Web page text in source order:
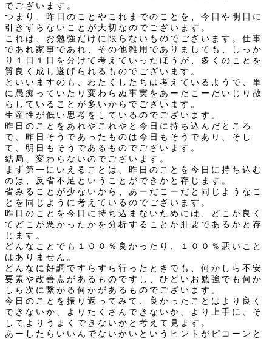
でございます。
つまり、昨日のことやこれまでのことを、今日や明日に
引きずらないことが大切なのでございます。
これは、お勉強だけに限らないものでございます。仕事
であれ家事であれ、その他雑用でありましても、しっか
り１日１日を分けて考えていったほうが、多くのことを
質良く成し遂げられるものでございます。
といいますのも、わたくしたちは考えているようで、単
に愚痴っていたり変わらぬ事実をあーだこーだいじり散
らしていることが多いからでございます。
生産性が低い思考をしているのでございます。
昨日のことをあれやこれやと今日に持ち込んだところ
で、昨日そうであったものは今日もそうであり、そし
て、明日もそうであるものでございます。
結局、変わらないのでございます。
まず第一にいえることは、昨日のことを今日に持ち込む
のは、反省不足ということができかと存じます。
省みることが少ないから、あーだこーだと同じようなこ
とを同じように考えているのでございます。
昨日のことを今日に持ち込まないためには、どこが良く
てどこが悪かったかを分析することが肝要であるかと存
じます。
どんなことでも１００％良かったり、１００％悪いこと
はありません。
どんなに好調ですらすら行ったときでも、何かしら不安
要素や改善点があるものですし、ひどいお勉強でも何か
しら次に繋がる何かがあるものでございます。
今日のことを振り返ってみて、良かったことはより良く
できないか、よりたくさんできないか、より上手に、そ
してよりうまくできないかと考えて見ます。
あーしたらいいんでないかいというヒントがピコーンと